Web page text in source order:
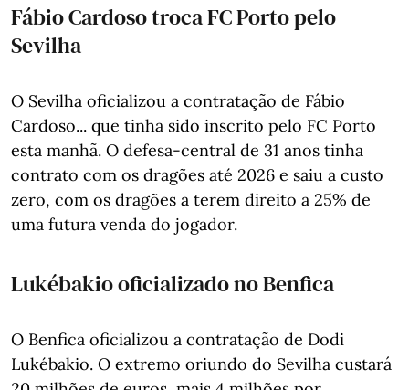
Fábio Cardoso troca FC Porto pelo
Sevilha
O Sevilha oficializou a contratação de Fábio
Cardoso... que tinha sido inscrito pelo FC Porto
esta manhã. O defesa-central de 31 anos tinha
contrato com os dragões até 2026 e saiu a custo
zero, com os dragões a terem direito a 25% de
uma futura venda do jogador.
Lukébakio oficializado no Benfica
O Benfica oficializou a contratação de Dodi
Lukébakio. O extremo oriundo do Sevilha custará